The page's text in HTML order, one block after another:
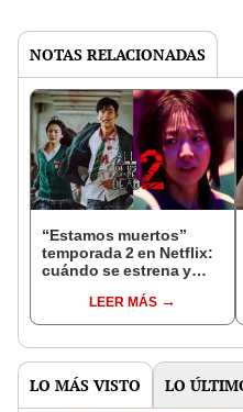
NOTAS RELACIONADAS
“Estamos muertos”
temporada 2 en Netflix:
cuándo se estrena y
temporadaLEER MÁS
LO MÁS VISTO LO